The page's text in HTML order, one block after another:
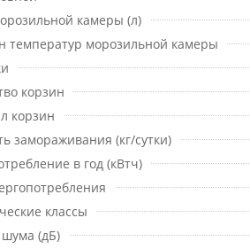
камеры (л)
температур морозильной камеры
корзин
корзин
замораживания (кг/сутки)
в год (кВтч)
классы
(дБ)